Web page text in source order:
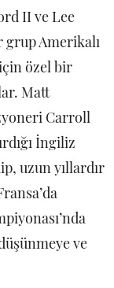
II ve Lee
Amerikalı
özel bir
Matt
Carroll
İngiliz
uzun yıllardır
ve